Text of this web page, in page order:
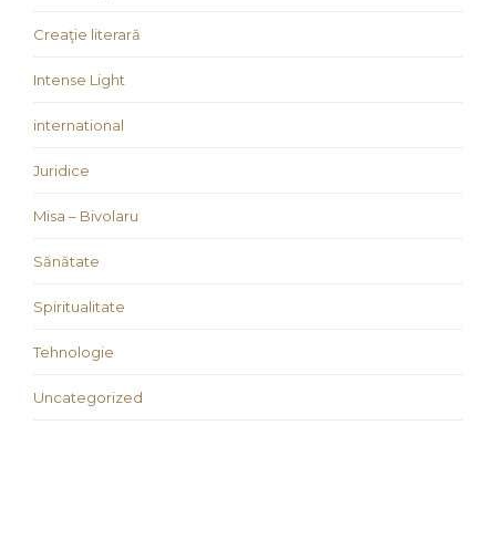
Creaţie literară
Intense Light
international
Juridice
Misa – Bivolaru
Sănătate
Spiritualitate
Tehnologie
Uncategorized